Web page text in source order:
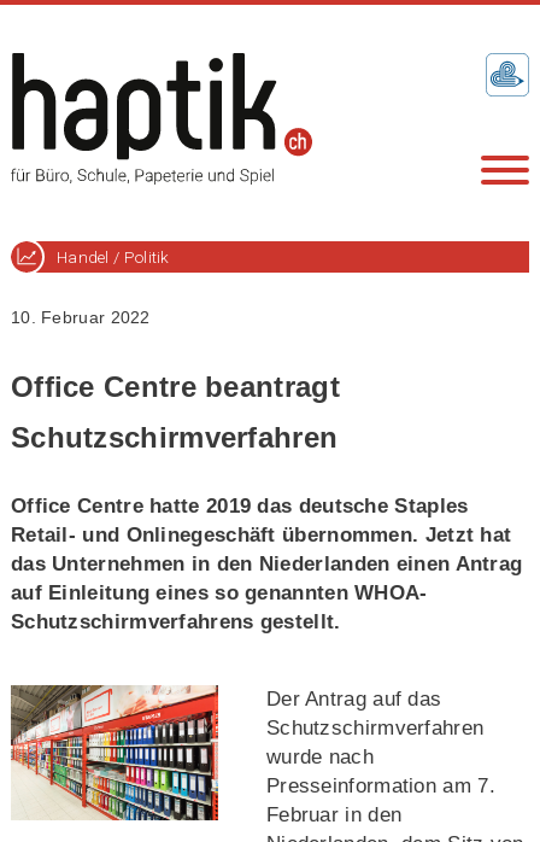
Handel / Politik
10. Februar 2022
Office Centre beantragt
Schutzschirmverfahren
Office Centre hatte 2019 das deutsche Staples
Retail- und Onlinegeschäft übernommen. Jetzt hat
das Unternehmen in den Niederlanden einen Antrag
auf Einleitung eines so genannten WHOA-
Schutzschirmverfahrens gestellt.
Der Antrag auf das
Schutzschirmverfahren
wurde nach
Presseinformation am 7.
Februar in den